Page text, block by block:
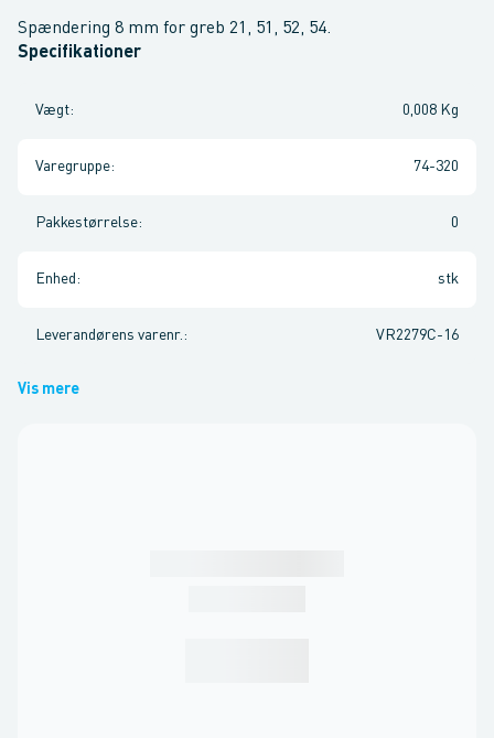
Spændering 8 mm for greb 21, 51, 52, 54.
Specifikationer
Vægt: 0,008 Kg
Varegruppe: 74-320
Pakkestørrelse: 0
Enhed : stk
Leverandørens varenr. : VR2279C-16
Vis mere